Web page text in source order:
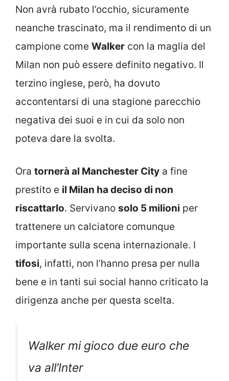
Non avrà rubato l’occhio, sicuramente
neanche trascinato, ma il rendimento di un
campione come Walker con la maglia del
Milan non può essere definito negativo. Il
terzino inglese, però, ha dovuto
accontentarsi di una stagione parecchio
negativa dei suoi e in cui da solo non
poteva dare la svolta.
Ora tornerà al Manchester City a fine
prestito e il Milan ha deciso di non
riscattarlo. Servivano solo 5 milioni per
trattenere un calciatore comunque
importante sulla scena internazionale. I
tifosi, infatti, non l’hanno presa per nulla
bene e in tanti sui social hanno criticato la
dirigenza anche per questa scelta.
Walker mi gioco due euro che
va all’Inter